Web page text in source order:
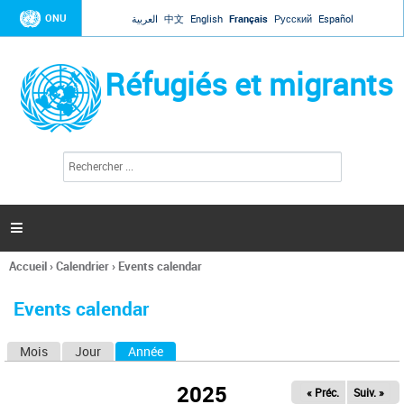
Jump to navigation
ONU العربية 中文 English Français Русский Español
Réfugiés et migrants
l
c
h
e

Vous
ici
Accueil›Calendrier› Events calendar
Events calendar
Mois Jour Année
2025 « Préc. Suiv. »